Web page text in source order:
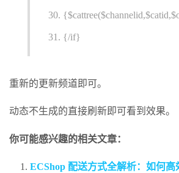
{/if}
重新的更新频道即可。
动态不生成的直接刷新即可看到效果。
你可能感兴趣的相关文章：
ECShop 配送方式全解析：如何